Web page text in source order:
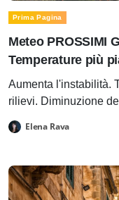
Prima Pagina
Meteo PROSSIMI
Temperature più
Aumenta l'instabilità.
rilievi. Diminuzione
Elena Rava